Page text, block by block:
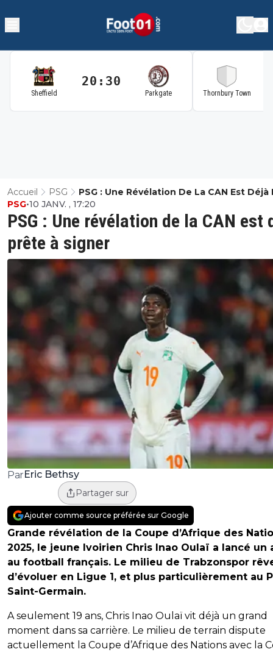
Sheffield
20:30
Parkgate Thornbury Town
Accueil PSG
PSG : Une Révélation De La CAN Est Déjà
À Signer
PSG : Une révélation de la CAN est
prête à signer
PSG•10 JANV. , 17:20
ParEric Bethsy
Partager sur
Ajouter comme source préférée sur Google
Grande révélation de la Coupe d’Afrique des
2025, le jeune Ivoirien Chris Inao Oulaï a lancé un
au football français. Le milieu de Trabzonspor
d’évoluer en Ligue 1, et plus particulièrement au
Saint-Germain.
A seulement 19 ans, Chris Inao Oulaï vit déjà un grand
moment dans sa carrière. Le milieu de terrain dispute
actuellement la Coupe d’Afrique des Nations avec la